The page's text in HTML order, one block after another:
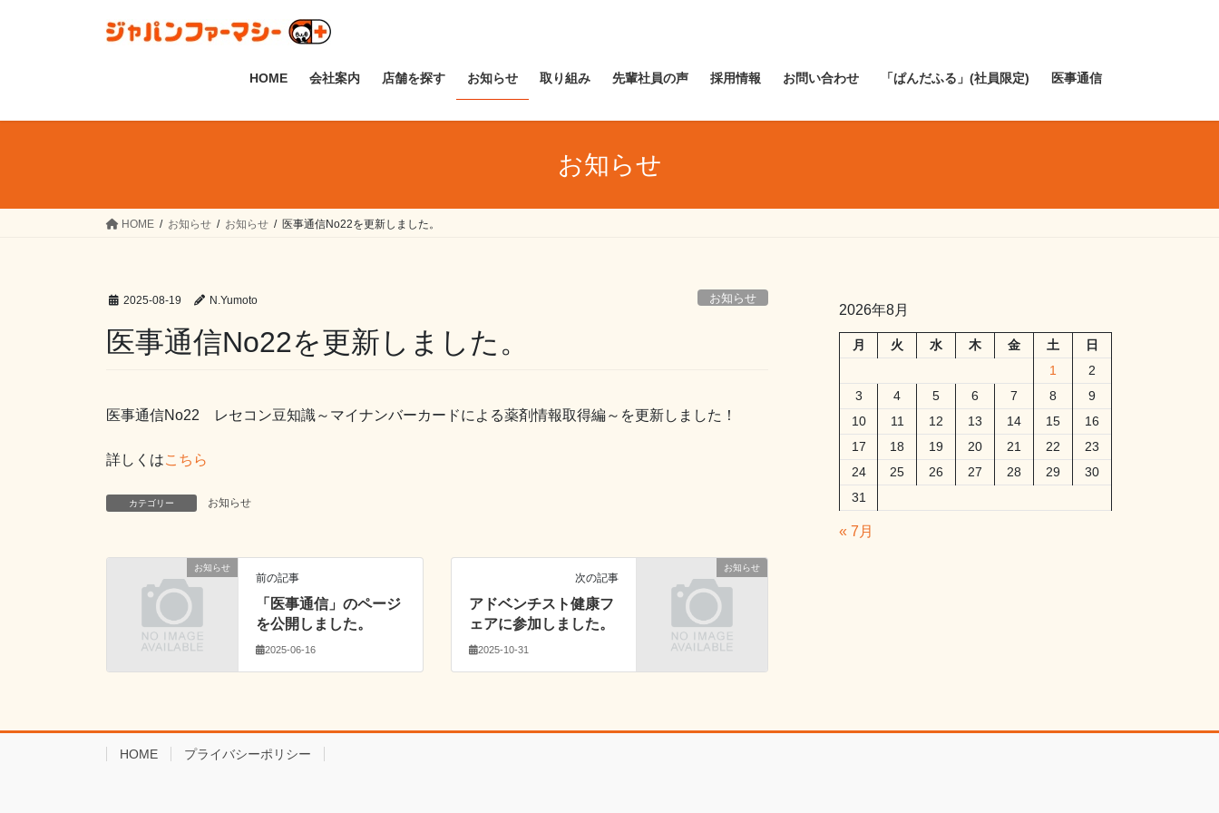
へ
プ
ョ
動
HOME 会社案内 店舗を探す お知らせ 取り組み 先輩社員の声 採用情報 お問い合わせ 「ぱんだふる」(社員限定) 医事通信
お知らせ
HOME お知らせ お知らせ 医事通信No22を更新しました。
2025-08-19 N.Yumoto お知らせ
医事通信No22を更新しました。
医事通信No22 レセコン豆知識～マイナンバーカードによる薬剤情報取得編～を更新しました！
詳しくはこちら
カテゴリー お知らせ
お知らせ
前の記事
「医事通信」のページ
を公開しました。
2025-06-16
お知らせ
次の記事
アドベンチスト健康フ
ェアに参加しました。
2025-10-31
2026年8月
月 火 水 木 金 土
日
1
2
3
4 5 6 7 8
9
10
11 12 13 14 15
16
17
18 19 20 21 22
23
24
25 26 27 28 29
30
31
« 7月
HOME プライバシーポリシー